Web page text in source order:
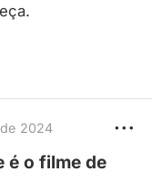
2024
é o filme de